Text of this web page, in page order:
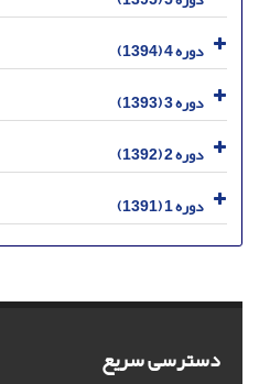
دوره 4 (1394)
دوره 3 (1393)
دوره 2 (1392)
دوره 1 (1391)
دسترسی سریع